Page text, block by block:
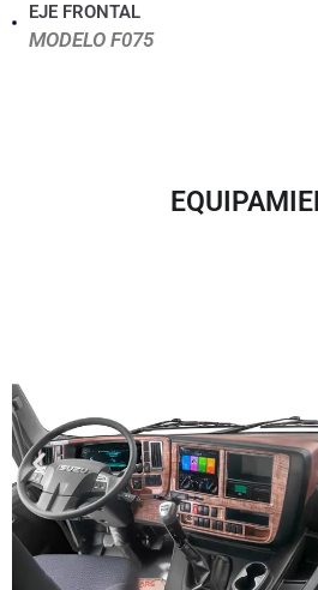
EJE FRONTAL
MODELO F075